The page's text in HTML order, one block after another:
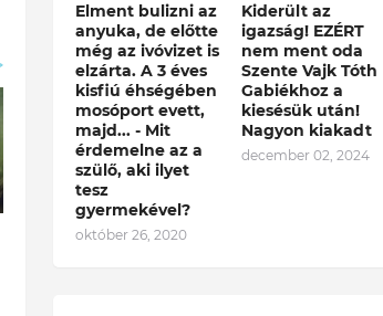
Elment bulizni az
anyuka, de előtte
még az ivóvizet is
elzárta. A 3 éves
kisfiú éhségében
mosóport evett,
majd... - Mit
érdemelne az a
szülő, aki ilyet
tesz
gyermekével?
október 26, 2020
Kiderült az
igazság! EZÉRT
nem ment oda
Szente Vajk Tóth
Gabiékhoz a
kiesésük után!
Nagyon kiakadt
december 02, 2024